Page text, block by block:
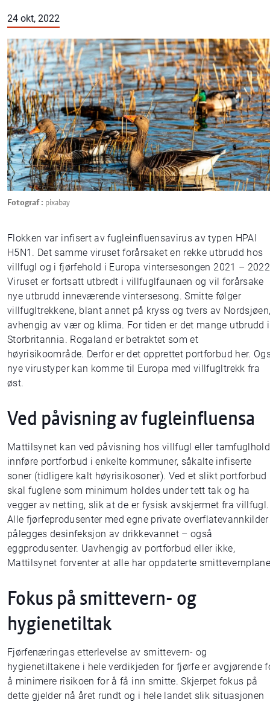
24 okt, 2022
Fotograf : pixabay
Flokken var infisert av fugleinfluensavirus av typen HPAI
H5N1. Det samme viruset forårsaket en rekke utbrudd hos
villfugl og i fjørfehold i Europa vintersesongen 2021 –
Viruset er fortsatt utbredt i villfuglfaunaen og vil forårsake
nye utbrudd inneværende vintersesong. Smitte følger
villfugltrekkene, blant annet på kryss og tvers av
avhengig av vær og klima. For tiden er det mange utbrudd i
Storbritannia. Rogaland er betraktet som et
høyrisikoområde. Derfor er det opprettet portforbud her.
nye virustyper kan komme til Europa med villfugltrekk fra
øst.
Ved påvisning av fugleinfluensa
Mattilsynet kan ved påvisning hos villfugl eller tamfuglhold
innføre portforbud i enkelte kommuner, såkalte infiserte
soner (tidligere kalt høyrisikosoner). Ved et slikt portforbud
skal fuglene som minimum holdes under tett tak og ha
vegger av netting, slik at de er fysisk avskjermet fra villfugl.
Alle fjørfeprodusenter med egne private overflatevannkilder
pålegges desinfeksjon av drikkevannet – også
eggprodusenter. Uavhengig av portforbud eller ikke,
Mattilsynet forventer at alle har oppdaterte
Fokus på smittevern- og
hygienetiltak
Fjørfenæringas etterlevelse av smittevern- og
hygienetiltakene i hele verdikjeden for fjørfe er avgjørende
å minimere risikoen for å få inn smitte. Skjerpet fokus på
dette gjelder nå året rundt og i hele landet slik situasjonen